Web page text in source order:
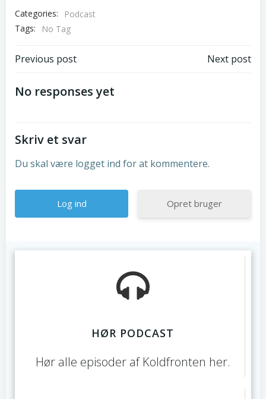
Categories:
Podcast
Tags:
No Tag
Post
navigation
Previous post Next post
No responses yet
Skriv et svar
Du skal være logget ind for at kommentere.
Opret bruger
HØR PODCAST
Hør alle episoder af Koldfronten her.